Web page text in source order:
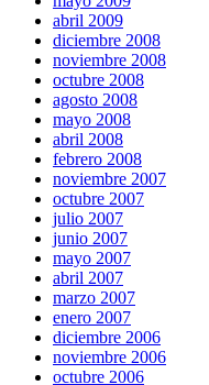
abril 2009
diciembre 2008
noviembre 2008
octubre 2008
agosto 2008
mayo 2008
abril 2008
febrero 2008
noviembre 2007
octubre 2007
julio 2007
junio 2007
mayo 2007
abril 2007
marzo 2007
enero 2007
diciembre 2006
noviembre 2006
octubre 2006